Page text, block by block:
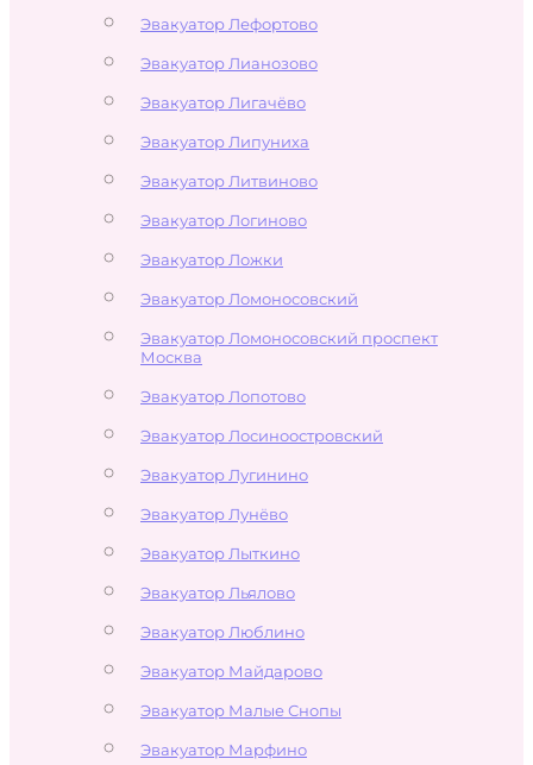
Эвакуатор Лефортово
Эвакуатор Лианозово
Эвакуатор Лигачёво
Эвакуатор Липуниха
Эвакуатор Литвиново
Эвакуатор Логиново
Эвакуатор Ложки
Эвакуатор Ломоносовский
Эвакуатор Ломоносовский проспект
Москва
Эвакуатор Лопотово
Эвакуатор Лосиноостровский
Эвакуатор Лугинино
Эвакуатор Лунёво
Эвакуатор Лыткино
Эвакуатор Льялово
Эвакуатор Люблино
Эвакуатор Майдарово
Эвакуатор Малые Снопы
Эвакуатор Марфино